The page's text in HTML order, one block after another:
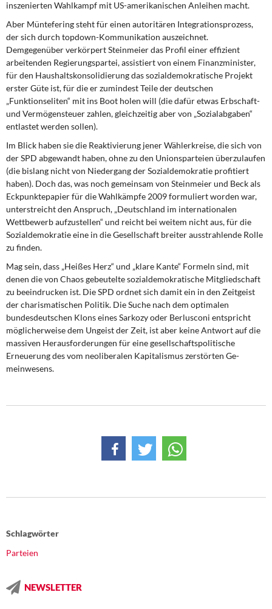
inszenierten Wahlkampf mit US-amerikanischen Anleihen macht.
Aber Müntefering steht für einen autoritären Integrationsprozess,
der sich durch top­down-Kommunikation auszeichnet.
Demgegenüber verkörpert Steinmeier das Profil einer effizient
arbeitenden Regierungspartei, assistiert von einem Finanzminister,
für den Haushaltskonsolidierung das sozialdemokratische Projekt
erster Güte ist, für die er zumindest Teile der deutschen
„Funktionseliten“ mit ins Boot holen will (die dafür etwas Erbschaft-
und Vermögensteuer zahlen, gleichzeitig aber von „Sozialabgaben“
entlastet werden sollen).
Im Blick haben sie die Reaktivierung jener Wählerkreise, die sich von
der SPD abge­wandt haben, ohne zu den Unionsparteien überzulaufen
(die bislang nicht von Nieder­gang der Sozialdemokratie profitiert
haben). Doch das, was noch gemeinsam von Steinmeier und Beck als
Eckpunktepapier für die Wahlkämpfe 2009 formuliert worden war,
unterstreicht den Anspruch, „Deutschland im internationalen
Wettbewerb aufzustel­len“ und reicht bei weitem nicht aus, für die
Sozialdemokratie eine in die Gesellschaft breiter ausstrahlende Rolle
zu finden.
Mag sein, dass „Heißes Herz“ und „klare Kante“ Formeln sind, mit
denen die von Chaos gebeutelte sozialdemokratische Mitgliedschaft
zu beeindrucken ist. Die SPD ordnet sich damit ein in den Zeitgeist
der charismatischen Politik. Die Suche nach dem optimalen
bundesdeutschen Klons eines Sarkozy oder Berlusconi entspricht
möglicherweise dem Ungeist der Zeit, ist aber keine Antwort auf die
massiven Herausforderungen für eine gesellschaftspolitische
Erneuerung des vom neoliberalen Kapitalismus zerstörten Ge­
meinwesens.
Schlagwörter
Parteien
NEWSLETTER